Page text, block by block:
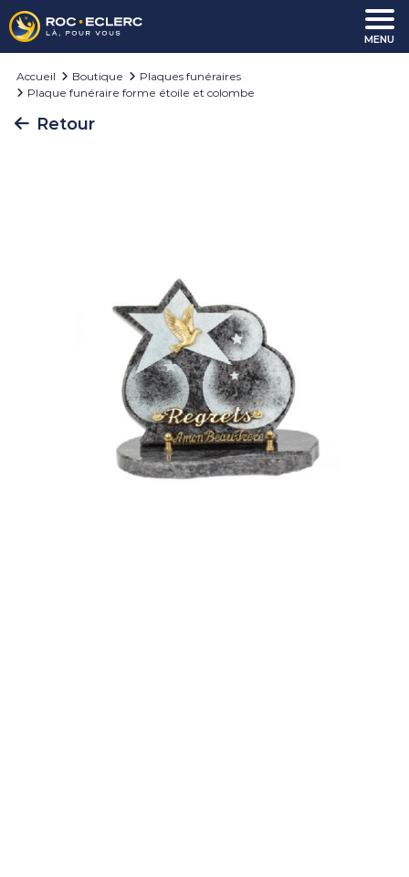
Aller au contenu
MENU
Accueil Boutique
Plaques funéraires
Plaque funéraire forme étoile et colombe
Retour